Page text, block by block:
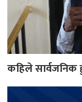
कहिले सार्वजनिक